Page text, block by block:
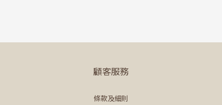
顧客服務
條款及細則